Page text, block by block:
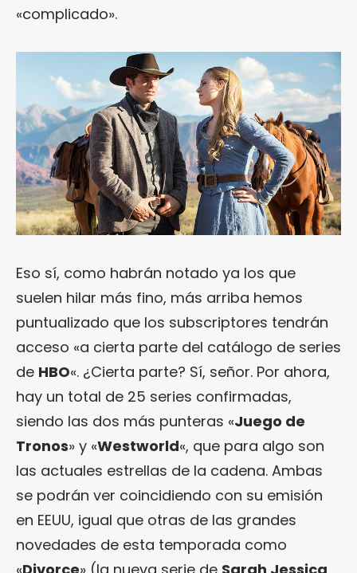
«complicado».
Eso sí, como habrán notado ya los que
suelen hilar más fino, más arriba hemos
puntualizado que los subscriptores tendrán
acceso «a cierta parte del catálogo de series
de HBO«. ¿Cierta parte? Sí, señor. Por ahora,
hay un total de 25 series confirmadas,
siendo las dos más punteras «Juego de
Tronos» y «Westworld«, que para algo son
las actuales estrellas de la cadena. Ambas
se podrán ver coincidiendo con su emisión
en EEUU, igual que otras de las grandes
novedades de esta temporada como